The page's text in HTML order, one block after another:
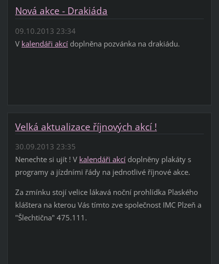
Nová akce - Drakiáda
09.10.2013 23:34
V kalendáři akcídoplněna pozvánka na drakiádu.
Velká aktualizace říjnových akcí !
30.09.2013 23:35
Nenechte si ujít ! V kalendáři akcídoplněny plakáty s
programy a jízdními řády na jednotlivé říjnové akce.
Za zmínku stojí velice lákavá noční prohlídka Plaského
kláštera na kterou Vás tímto zve společnost IMC Plzeň a
"Šlechtična" 475.111.